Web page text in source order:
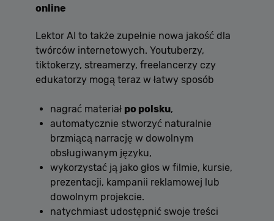
online
Lektor AI to także zupełnie nowa jakość dla
twórców internetowych. Youtuberzy,
tiktokerzy, streamerzy, freelancerzy czy
edukatorzy mogą teraz w łatwy sposób
nagrać materiał po polsku,
automatycznie stworzyć naturalnie
brzmiącą narrację w dowolnym
obsługiwanym języku,
wykorzystać ją jako głos w filmie, kursie,
prezentacji, kampanii reklamowej lub
dowolnym projekcie.
natychmiast udostępnić swoje treści